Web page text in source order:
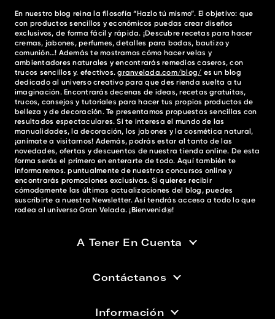
En nuestro blog reina la filosofía “Hazlo tú mismo”. El objetivo: que
con productos sencillos y económicos puedas crear diseños
exclusivos, de forma fácil y rápida. ¡Descubre recetas para hacer
cremas, jabones, perfumes, detalles para bodas, bautizo y
comunión…! Además te mostramos cómo hacer velas y
ambientadores naturales y encontrarás remedios caseros, con
trucos sencillos y. efectivos. granvelada.com/blog/ es un blog
dedicado al universo creativo para que des rienda suelta a tu
imaginación. Encontrarás decenas de ideas, recetas gratuitas,
trucos, consejos y tutoriales para hacer tus propios productos de
belleza y de decoración. Te presentamos propuestas sencillas con
resultados espectaculares. Si te interesa el mundo de las
manualidades, la decoración, los jabones y la cosmética natural,
¡anímate a visitarnos! Además, podrás estar al tanto de las
novedades, ofertas y descuentos de nuestra tienda online. De esta
forma serás el primero en enterarte de todo. Aquí también te
informaremos. puntualmente de nuestros concursos online y
encontrarás promociones exclusivas. Si quieres recibir
cómodamente las últimas actualizaciones del blog, puedes
suscribirte a nuestra Newsletter. Así tendrás acceso a todo lo que
rodea al universo Gran Velada. ¡Bienvenid@!
A Tener En Cuenta
Contáctanos
Información